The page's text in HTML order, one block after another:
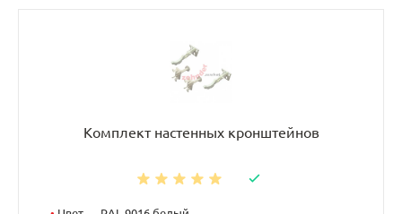
Комплект настенных кронштейнов